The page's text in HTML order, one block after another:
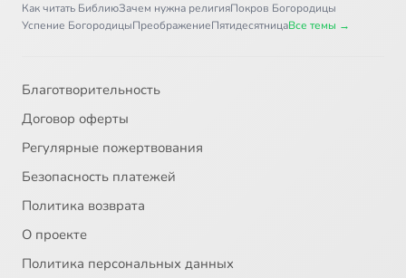
Как читать БиблиюЗачем нужна религияПокров Богородицы
Успение БогородицыПреображениеПятидесятницаВсе темы →
Благотворительность
Договор оферты
Регулярные пожертвования
Безопасность платежей
Политика возврата
О проекте
Политика персональных данных